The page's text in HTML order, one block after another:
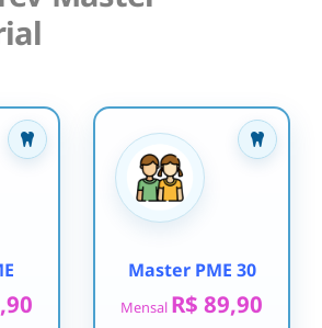
Master PME 30
Mensal R$ 89,90